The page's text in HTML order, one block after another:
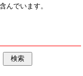
んでいます。